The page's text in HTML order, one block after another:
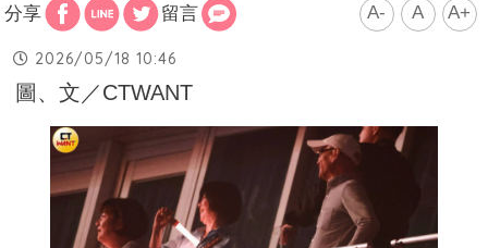
分享 留言 A- A A+
2026/05/18 10:46
圖、文／CTWANT